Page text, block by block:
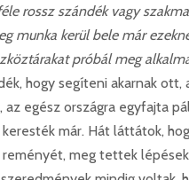
rossz szándék vagy
munka kerül bele már
próbál meg
hogy segíteni akarnak ott,
egész országra egyfajta
már. Hát láttátok,
meg tettek